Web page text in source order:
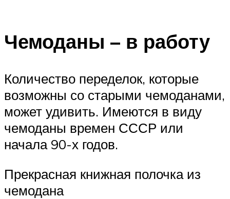
Чемоданы – в работу
Количество переделок, которые
возможны со старыми чемоданами,
может удивить. Имеются в виду
чемоданы времен СССР или
начала 90-х годов.
Прекрасная книжная полочка из
чемодана